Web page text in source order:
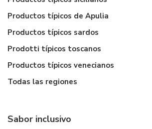
Productos típicos de Apulia
Productos típicos sardos
Prodotti típicos toscanos
Productos típicos venecianos
Todas las regiones
Sabor inclusivo